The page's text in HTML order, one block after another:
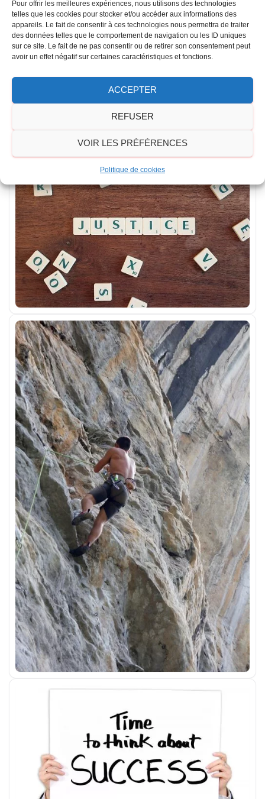
Pour offrir les meilleures expériences, nous utilisons des technologies
telles que les cookies pour stocker et/ou accéder aux informations des
appareils. Le fait de consentir à ces technologies nous permettra de traiter
des données telles que le comportement de navigation ou les ID uniques
sur ce site. Le fait de ne pas consentir ou de retirer son consentement peut
avoir un effet négatif sur certaines caractéristiques et fonctions.
ACCEPTER
REFUSER
VOIR LES PRÉFÉRENCES
Politique de cookies